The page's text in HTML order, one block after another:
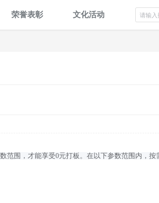
荣誉表彰 文化活动
围，才能享受0元打板。在以下参数范围内，按